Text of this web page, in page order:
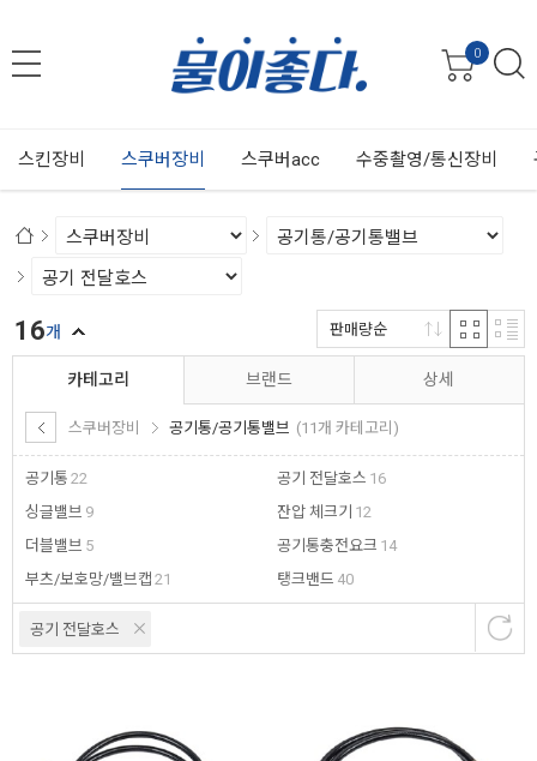
0
스킨장비 스쿠버장비 스쿠버acc 수중촬영/통신장비
카테고리
스쿠버장비 공기통/공기통밸브 (11개 카테고리)
공기통 22
싱글밸브 9
더블밸브 5
부츠/보호망/밸브캡 21
공기 전달호스 16
잔압 체크기 12
공기통충전요크 14
탱크밴드 40
브랜드 상세
공기 전달호스
16개 판매량순